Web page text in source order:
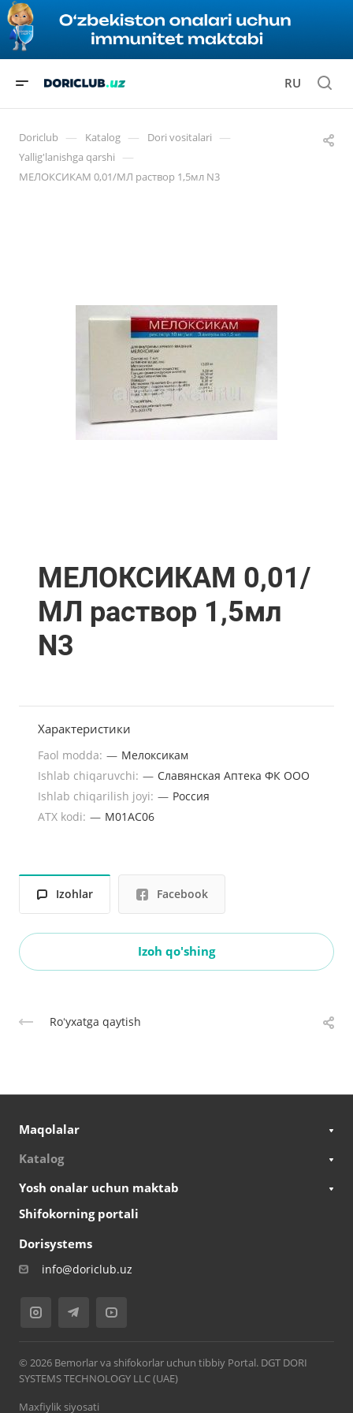
RU
Doriclub — Katalog — Dori vositalari —
Yallig'lanishga qarshi —
МЕЛОКСИКАМ 0,01/МЛ раствор 1,5мл N3
МЕЛОКСИКАМ 0,01/
МЛ раствор 1,5мл
N3
Характеристики
Faol modda: — Мелоксикам
Ishlab chiqaruvchi: — Славянская Аптека ФК ООО
Ishlab chiqarilish joyi: — Россия
ATX kodi: — M01AC06
Izohlar Facebook
Izoh qo'shing
Roʻyxatga qaytish
Maqolalar
Katalog
Yosh onalar uchun maktab
Shifokorning portali
Dorisystems
info@doriclub.uz
© 2026 Bemorlar va shifokorlar uchun tibbiy Portal. DGT DORI
SYSTEMS TECHNOLOGY LLC (UAE)
Maxfiylik siyosati